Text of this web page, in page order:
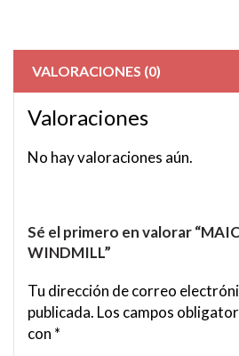
VALORACIONES (0)
Valoraciones
No hay valoraciones aún.
Sé el primero en valorar
WINDMILL”
Tu dirección de correo
publicada. Los campos
con *